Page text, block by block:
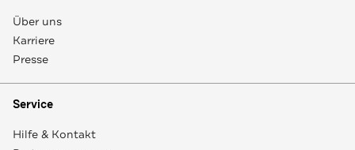
Über uns
Karriere
Presse
Service
Hilfe & Kontakt